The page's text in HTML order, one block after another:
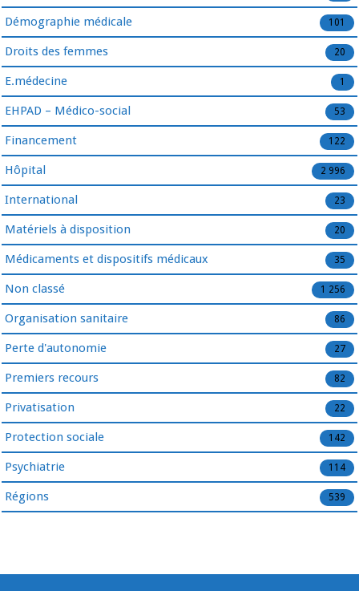
Démographie médicale 101
Droits des femmes 20
E.médecine 1
EHPAD – Médico-social 53
Financement 122
Hôpital 2 996
International 23
Matériels à disposition 20
Médicaments et dispositifs médicaux 35
Non classé 1 256
Organisation sanitaire 86
Perte d'autonomie 27
Premiers recours 82
Privatisation 22
Protection sociale 142
Psychiatrie 114
Régions 539